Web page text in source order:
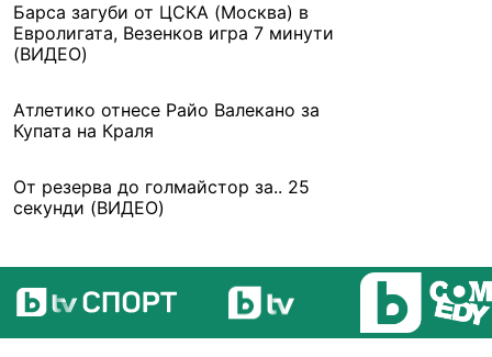
Барса загуби от ЦСКА (Москва) в
Евролигата, Везенков игра 7 минути
(ВИДЕО)
Атлетико отнесе Райо Валекано за
Купата на Краля
От резерва до голмайстор за.. 25
секунди (ВИДЕО)